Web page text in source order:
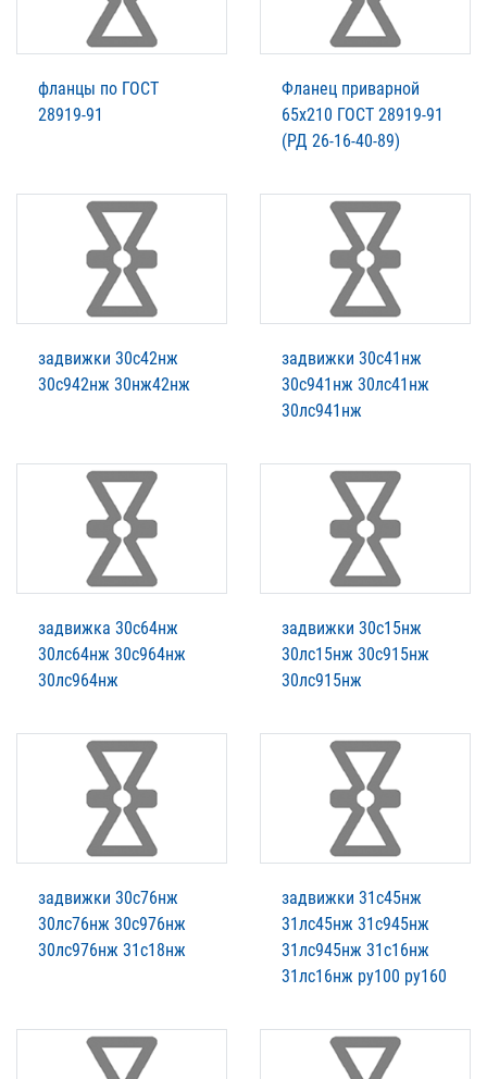
фланцы по ГОСТ
28919-91
Фланец приварной
65x210 ГОСТ 28919-91
(РД 26-16-40-89)
задвижки 30с42нж
30с942нж 30нж42нж
задвижки 30с41нж
30с941нж 30лс41нж
30лс941нж
задвижка 30с64нж
30лс64нж 30с964нж
30лс964нж
задвижки 30с15нж
30лс15нж 30с915нж
30лс915нж
задвижки 30с76нж
30лс76нж 30с976нж
30лс976нж 31с18нж
задвижки 31с45нж
31лс45нж 31с945нж
31лс945нж 31с16нж
31лс16нж ру100 ру160